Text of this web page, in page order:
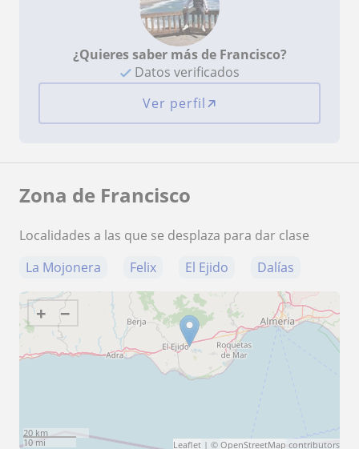
¿Quieres saber más de Francisco?
Datos verificados
Ver perfil
Zona de Francisco
Localidades a las que se desplaza para dar clase
La Mojonera
Felix El Ejido Dalías
+ −
20 km
10 mi
Leaflet | © OpenStreetMap contributors